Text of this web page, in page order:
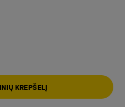
KREPŠELĮ